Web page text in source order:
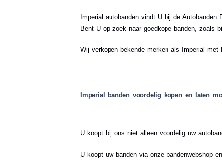
Imperial autobanden vindt U bij de Autobanden
Bent U op zoek naar goedkope banden, zoals
Wij verkopen bekende merken als Imperial
Imperial banden voordelig kopen en laten
U koopt bij ons niet alleen voordelig uw
U koopt uw banden via onze bandenwebshop